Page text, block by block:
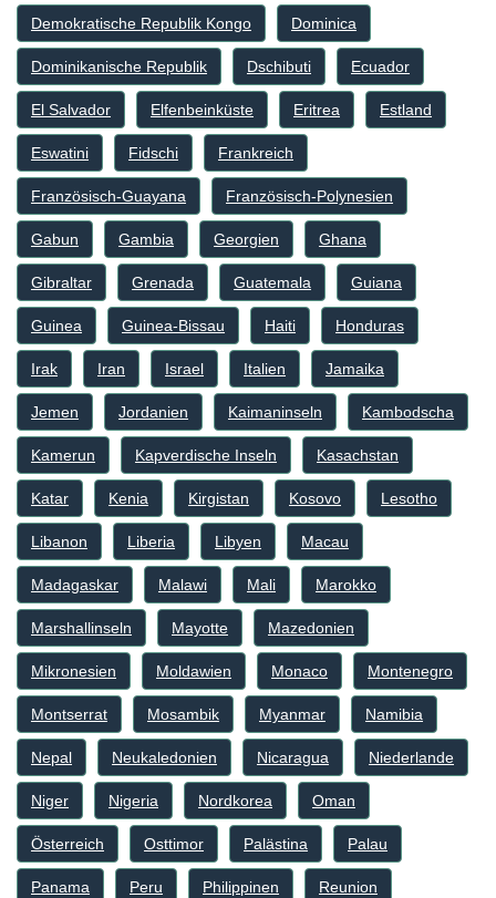
Demokratische Republik Kongo Dominica
Dominikanische Republik Dschibuti Ecuador
El Salvador Elfenbeinküste Eritrea Estland
Eswatini Fidschi Frankreich
Französisch-Guayana Französisch-Polynesien
Gabun Gambia Georgien Ghana
Gibraltar Grenada Guatemala Guiana
Guinea Guinea-Bissau Haiti Honduras
Irak Iran Israel Italien Jamaika
Jemen Jordanien Kaimaninseln Kambodscha
Kamerun Kapverdische Inseln Kasachstan
Katar Kenia Kirgistan Kosovo Lesotho
Libanon Liberia Libyen Macau
Madagaskar Malawi Mali Marokko
Marshallinseln Mayotte Mazedonien
Mikronesien Moldawien Monaco Montenegro
Montserrat Mosambik Myanmar Namibia
Nepal Neukaledonien Nicaragua Niederlande
Niger Nigeria Nordkorea Oman
Österreich Osttimor Palästina Palau
Panama Peru Philippinen Reunion